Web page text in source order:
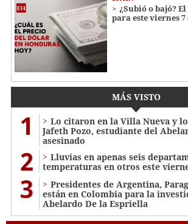
¿Subió o bajó?
para este viernes 7
MÁS VISTO
1
Lo citaron en la Villa Nueva y
Jafeth Pozo, estudiante del
asesinado
2
Lluvias en apenas seis
temperaturas en otros este
3
Presidentes de Argentina,
están en Colombia para la
Abelardo De la Espriella